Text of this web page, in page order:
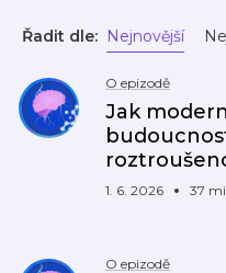
Řadit dle: Nejnovější
O epizodě
Jak
1. 6. 2026 37
O epizodě